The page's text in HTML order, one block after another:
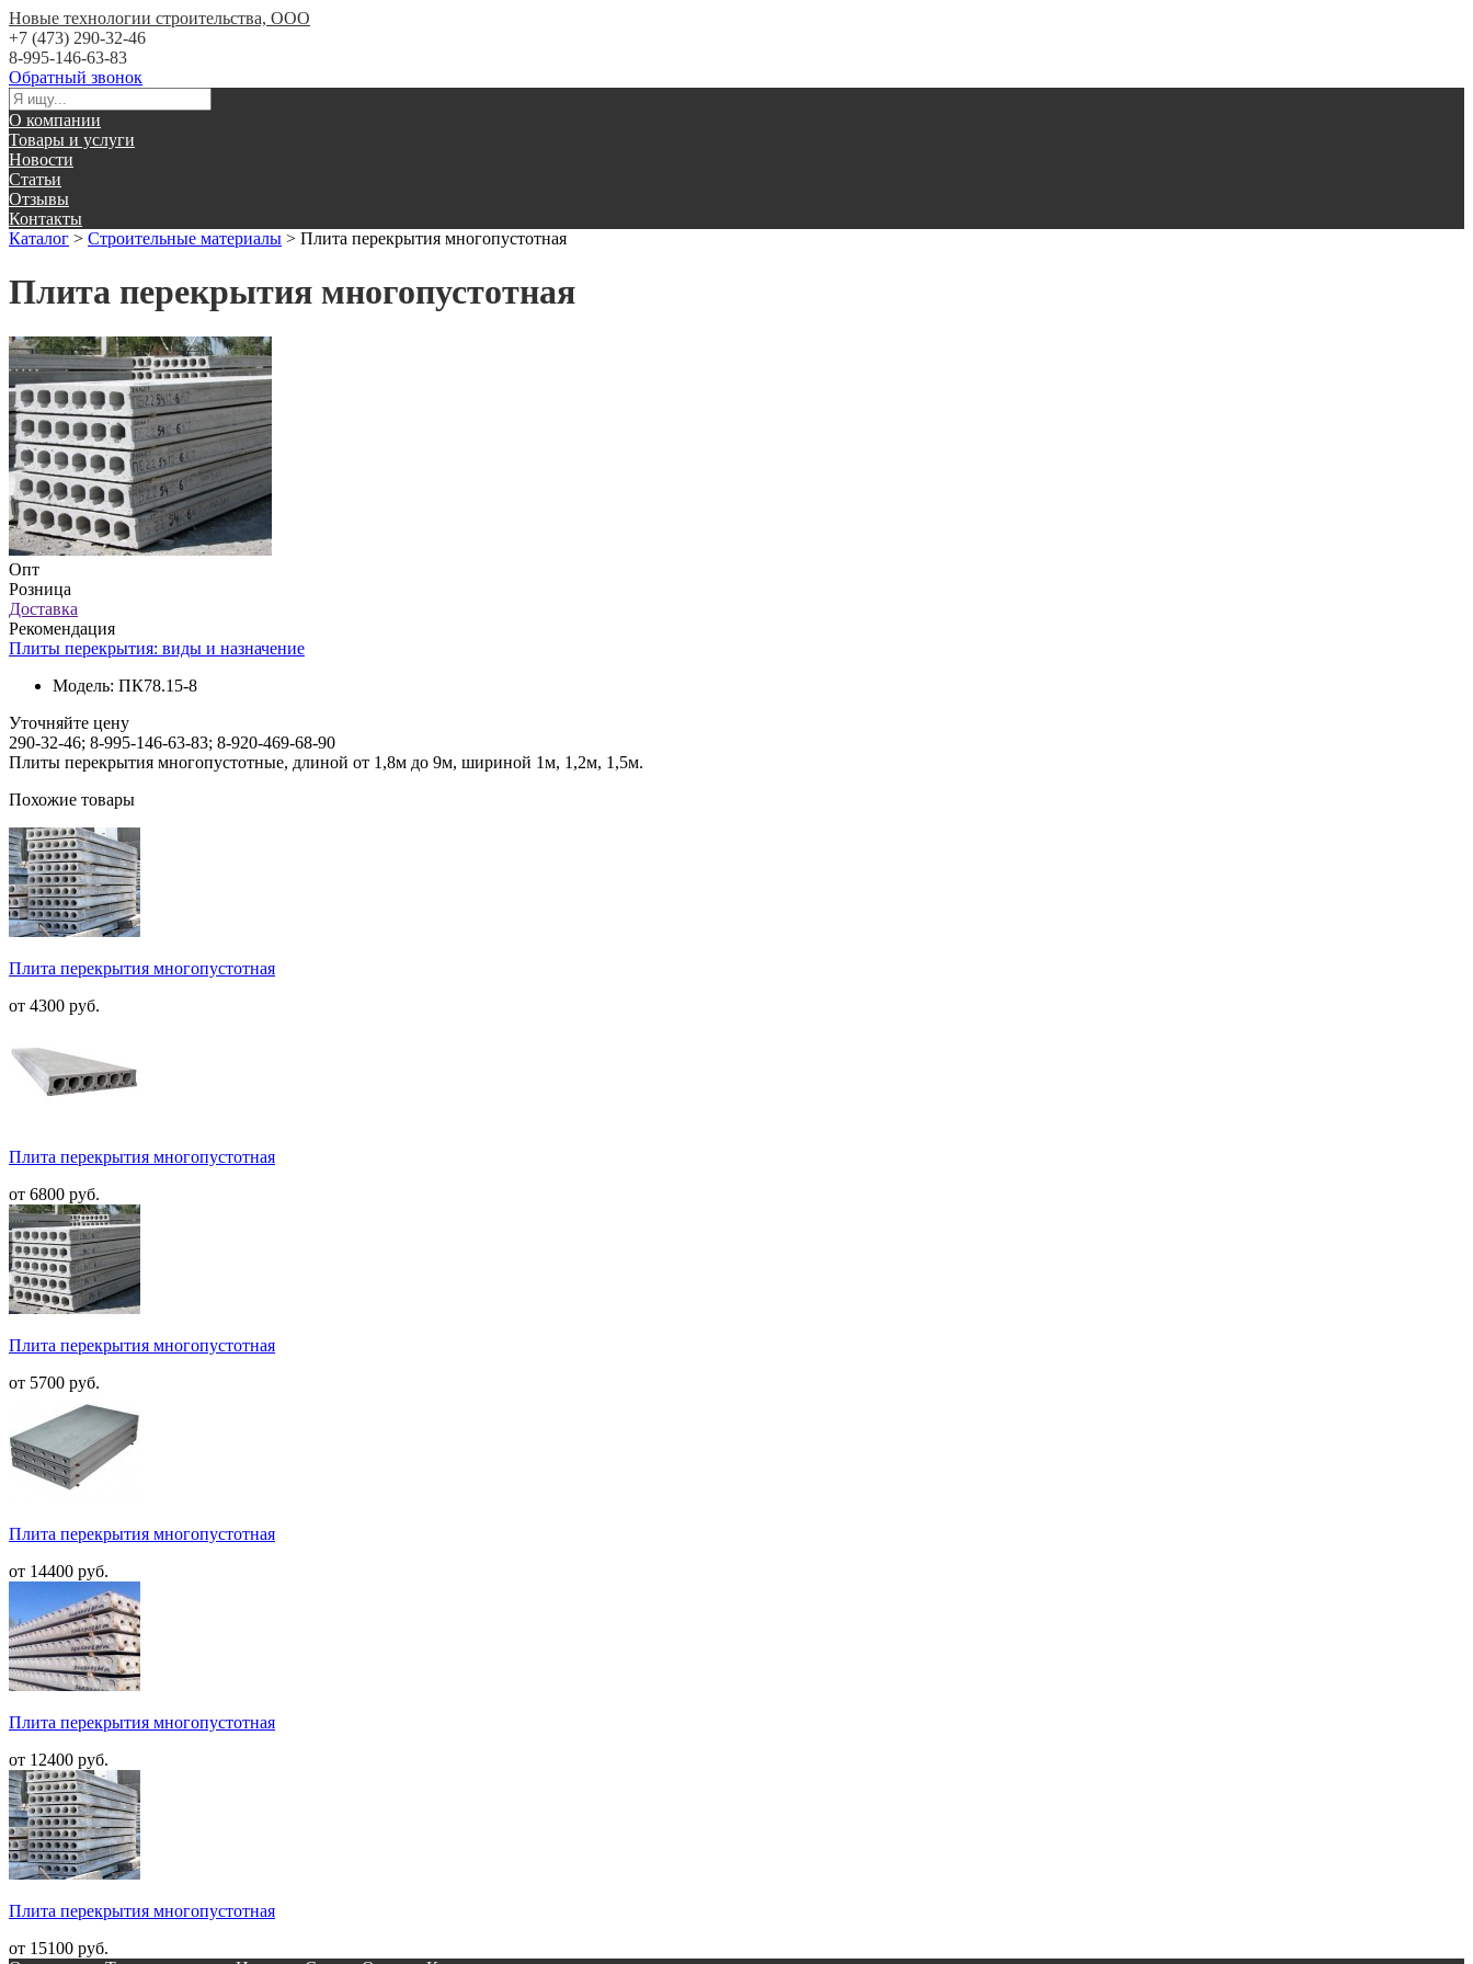
Новые технологии строительства, ООО
+7 (473) 290-32-46
8-995-146-63-83
Обратный звонок
О компании
Товары и услуги
Новости
Статьи
Отзывы
Контакты
Каталог > Строительные материалы > Плита перекрытия многопустотная
Плита перекрытия многопустотная
Опт
Розница
Доставка
Рекомендация
Плиты перекрытия: виды и назначение
Модель: ПК78.15-8
Уточняйте цену
290-32-46; 8-995-146-63-83; 8-920-469-68-90
Плиты перекрытия многопустотные, длиной от 1,8м до 9м, шириной 1м, 1,2м, 1,5м.
Похожие товары
Плита перекрытия многопустотная
от 4300 руб.
Плита перекрытия многопустотная
от 6800 руб.
Плита перекрытия многопустотная
от 5700 руб.
Плита перекрытия многопустотная
от 14400 руб.
Плита перекрытия многопустотная
от 12400 руб.
Плита перекрытия многопустотная
от 15100 руб.